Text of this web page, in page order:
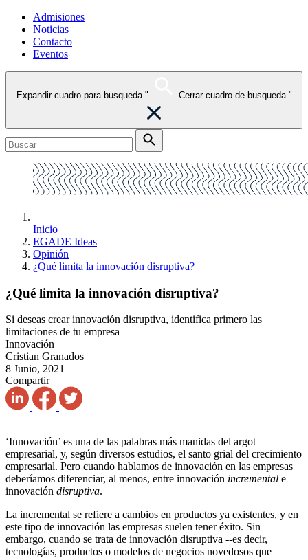
Admisiones
Noticias
Contacto
Eventos
Expandir cuadro para busqueda." Cerrar cuadro de busqueda."
Inicio
EGADE Ideas
Opinión
¿Qué limita la innovación disruptiva?
¿Qué limita la innovación disruptiva?
Si deseas crear innovación disruptiva, identifica primero las
limitaciones de tu empresa
Innovación
Cristian Granados
8 Junio, 2021
Compartir
‘Innovación’ es una de las palabras más manidas del argot
empresarial, y, según diversos estudios, el santo grial del crecimiento
empresarial. Pero cuando hablamos de innovación en las empresas
deberíamos diferenciar, al menos, entre innovación incremental e
innovación disruptiva.
La incremental se refiere a cambios en productos ya existentes, y en
este tipo de innovación las empresas suelen tener éxito. Sin
embargo, cuando se trata de innovación disruptiva --es decir,
tecnologías, productos o modelos de negocios novedosos que